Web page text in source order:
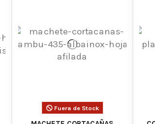
Fuera de Stock